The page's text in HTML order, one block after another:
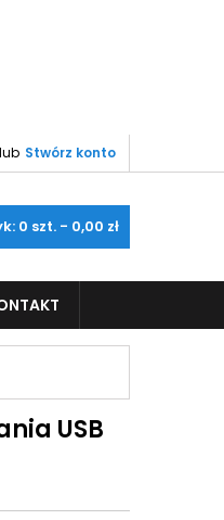
lub Stwórz konto
0 szt. - 0,00 zł
USB